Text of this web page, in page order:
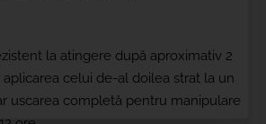
la atingere după aproximativ 2
celui de-al doilea strat la un
uscarea completă pentru manipulare